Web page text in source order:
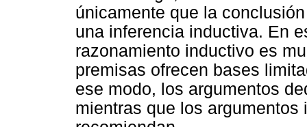
únicamente que la
una inferencia inductiva. En
razonamiento inductivo es
premisas ofrecen bases
ese modo, los argumentos
mientras que los